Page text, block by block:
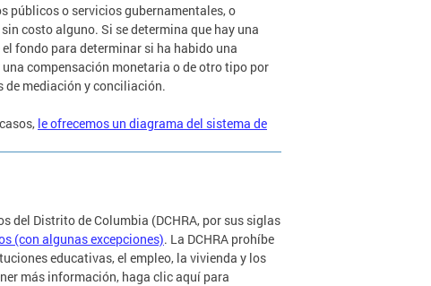
públicos o servicios gubernamentales, o
costo alguno. Si se determina que hay una
fondo para determinar si ha habido una
compensación monetaria o de otro tipo por
de mediación y conciliación.
le ofrecemos un diagrama del sistema de
del Distrito de Columbia (DCHRA, por sus siglas
(con algunas excepciones). La DCHRA prohíbe
educativas, el empleo, la vivienda y los
más información, haga clic aquí para